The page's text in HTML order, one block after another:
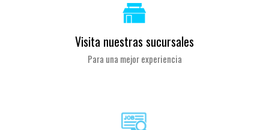
Visita nuestras sucursales
Para una mejor experiencia